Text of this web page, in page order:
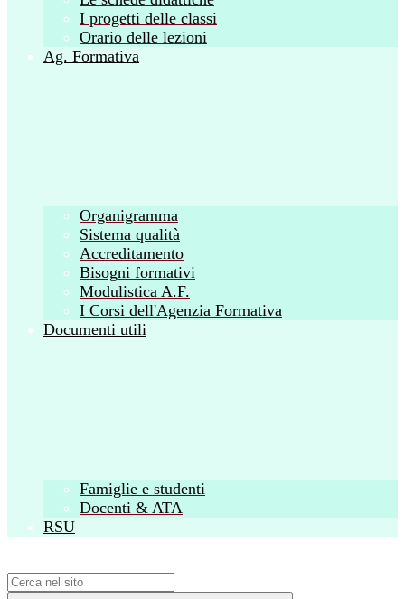
I progetti delle classi
Orario delle lezioni
Ag. Formativa
Organigramma
Sistema qualità
Accreditamento
Bisogni formativi
Modulistica A.F.
I Corsi dell'Agenzia Formativa
Documenti utili
Famiglie e studenti
Docenti & ATA
RSU